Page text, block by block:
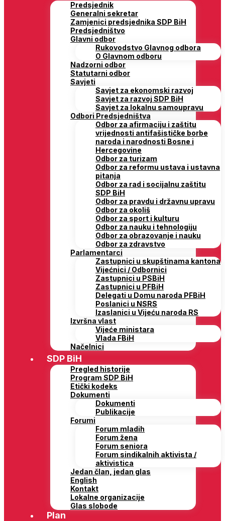
Predsjednik
Generalni sekretar
Zamjenici predsjednika SDP BiH
Predsjedništvo
Glavni odbor
Rukovodstvo Glavnog odbora
O Glavnom odboru
Nadzorni odbor
Statutarni odbor
Savjeti
Savjet za ekonomski razvoj
Savjet za razvoj SDP BiH
Savjet za lokalnu samoupravu
Odbori Predsjedništva
Odbor za afirmaciju i zaštitu
vrijednosti antifašističke borbe
naroda i narodnosti Bosne i
Hercegovine
Odbor za turizam
Odbor za reformu ustava i ustavna
pitanja
Odbor za rad i socijalnu zaštitu
SDP BiH
Odbor za pravdu i državnu upravu
Odbor za okoliš
Odbor za sport i kulturu
Odbor za nauku i tehnologiju
Odbor za obrazovanje i nauku
Odbor za zdravstvo
Parlamentarci
Zastupnici u skupštinama kantona
Vijećnici / Odbornici
Zastupnici u PSBiH
Zastupnici u PFBiH
Delegati u Domu naroda PFBiH
Poslanici u NSRS
Izaslanici u Vijeću naroda RS
Izvršna vlast
Vijeće ministara
Vlada FBiH
Načelnici
SDP BiH
Pregled historije
Program SDP BiH
Etički kodeks
Dokumenti
Dokumenti
Publikacije
Forumi
Forum mladih
Forum žena
Forum seniora
Forum sindikalnih aktivista /
aktivistica
Jedan član, jedan glas
English
Kontakt
Lokalne organizacije
Glas slobode
Plan